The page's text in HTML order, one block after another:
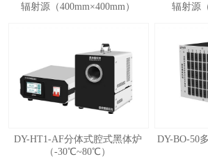
辐射源（400mm×400mm）
辐射源
DY-HT1-AF分体式腔式黑体炉
（-30℃~80℃）
DY-BO-50